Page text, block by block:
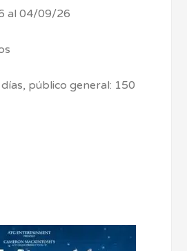
al 04/09/26
público general: 150